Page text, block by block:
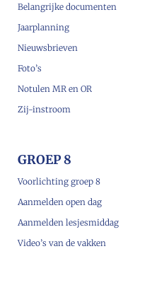
Belangrijke documenten
Jaarplanning
Nieuwsbrieven
Foto’s
Notulen MR en OR
Zij-instroom
GROEP 8
Voorlichting groep 8
Aanmelden open dag
Aanmelden lesjesmiddag
Video’s van de vakken